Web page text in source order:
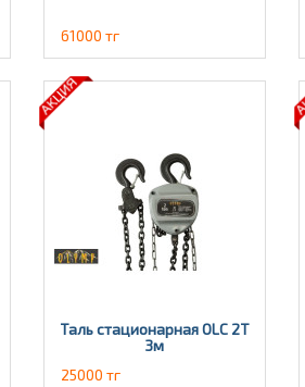
61000 тг
Таль стационарная OLC 2T
3м
25000 тг